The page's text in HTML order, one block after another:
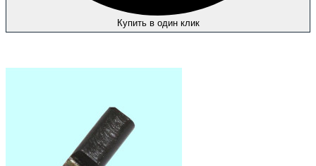
Купить в один клик